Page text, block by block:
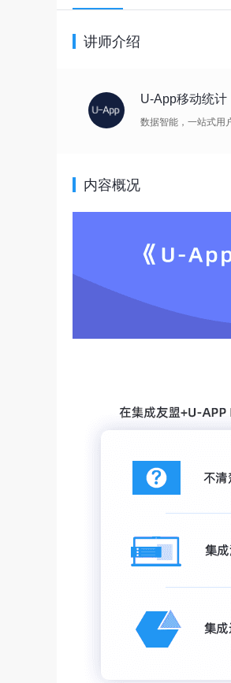
讲师介绍
U-App移动统计
数据智能，一站式用
内容概况